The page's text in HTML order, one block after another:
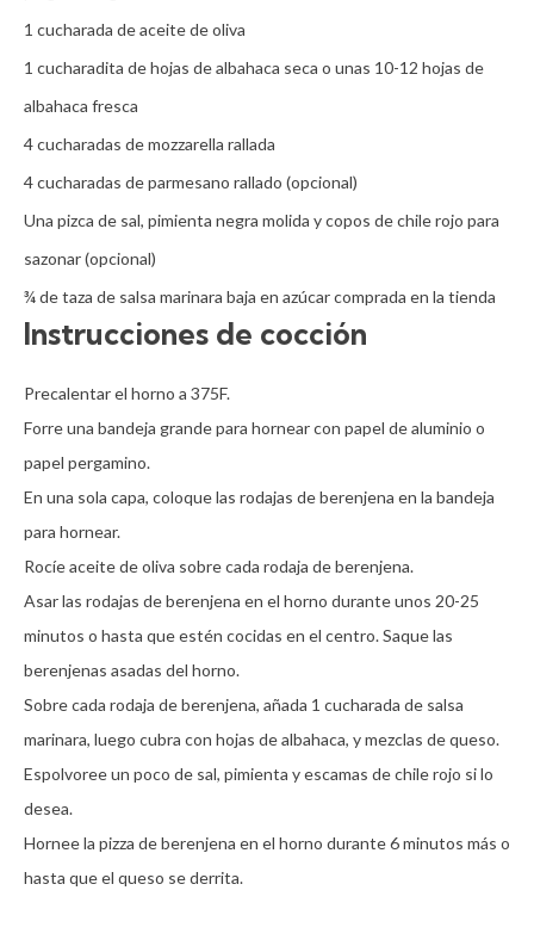
1 cucharada de aceite de oliva
1 cucharadita de hojas de albahaca seca o unas 10-12 hojas de
albahaca fresca
4 cucharadas de mozzarella rallada
4 cucharadas de parmesano rallado (opcional)
Una pizca de sal, pimienta negra molida y copos de chile rojo para
sazonar (opcional)
¾ de taza de salsa marinara baja en azúcar comprada en la tienda
Instrucciones de cocción
Precalentar el horno a 375F.
Forre una bandeja grande para hornear con papel de aluminio o
papel pergamino.
En una sola capa, coloque las rodajas de berenjena en la bandeja
para hornear.
Rocíe aceite de oliva sobre cada rodaja de berenjena.
Asar las rodajas de berenjena en el horno durante unos 20-25
minutos o hasta que estén cocidas en el centro. Saque las
berenjenas asadas del horno.
Sobre cada rodaja de berenjena, añada 1 cucharada de salsa
marinara, luego cubra con hojas de albahaca, y mezclas de queso.
Espolvoree un poco de sal, pimienta y escamas de chile rojo si lo
desea.
Hornee la pizza de berenjena en el horno durante 6 minutos más o
hasta que el queso se derrita.